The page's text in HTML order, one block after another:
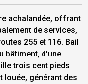
achalandée, offrant
de services,
255 et 116. Bail
bâtiment, d'une
trois cent pieds
louée, générant des